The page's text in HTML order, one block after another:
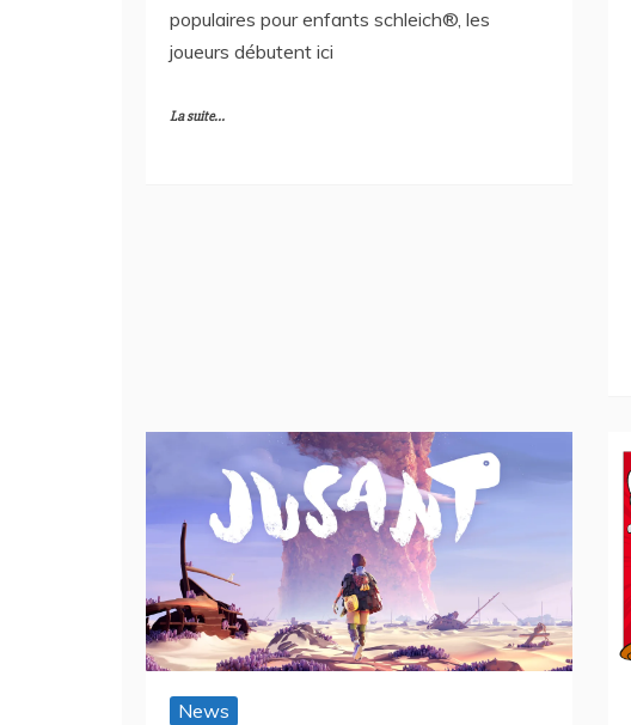
populaires pour enfants schleich®, les
joueurs débutent ici
La suite...
News